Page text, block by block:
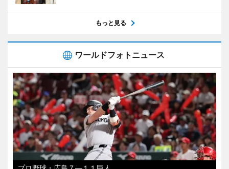
もっと見る
ワールドフォトニュース